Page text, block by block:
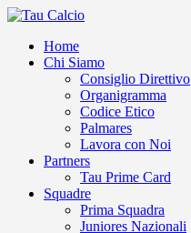
Home
Chi Siamo
Consiglio Direttivo
Organigramma
Codice Etico
Palmares
Lavora con Noi
Partners
Tau Prime Card
Squadre
Prima Squadra
Juniores Nazionali